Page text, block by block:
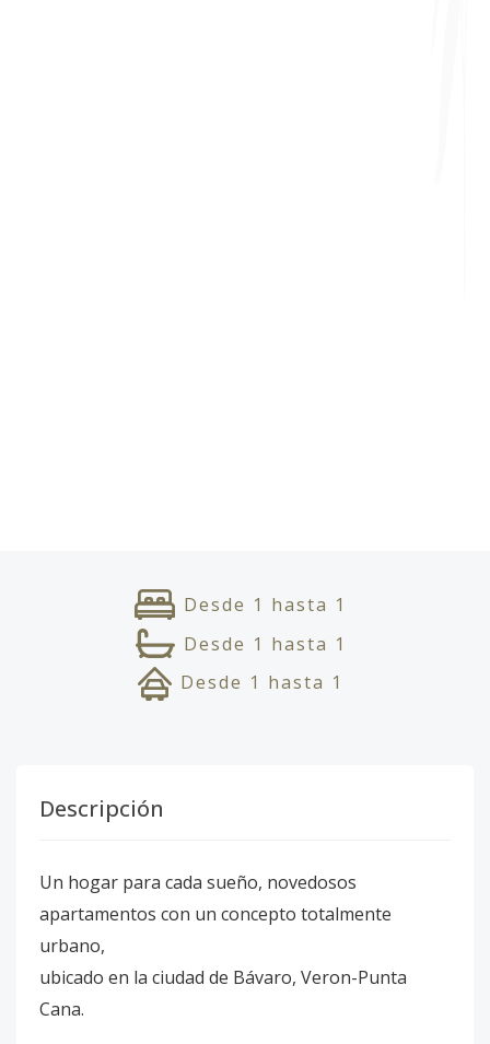
Desde 1 hasta 1
Desde 1 hasta 1
Desde 1 hasta 1
Descripción
Un hogar para cada sueño, novedosos
apartamentos con un concepto totalmente
urbano,
ubicado en la ciudad de Bávaro, Veron-Punta
Cana.